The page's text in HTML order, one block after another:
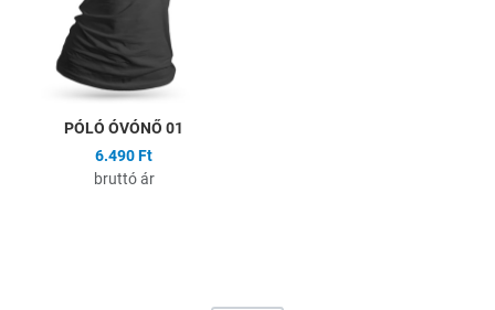
PÓLÓ ÓVÓNŐ 01
6.490 Ft
bruttó ár